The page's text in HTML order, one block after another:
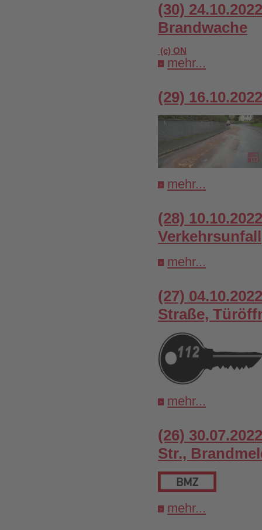
(30)
Brandwache
(c) ON
mehr...
(29)
mehr...
(28)
Verkehrsunfall
mehr...
(27)
Straße,
mehr...
(26)
Str.,
mehr...